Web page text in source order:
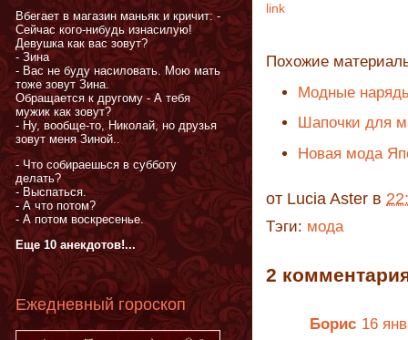
link
Похожие
Модные
Шапочки для
Новая мода
от Lucia Aster в
Тэги: мода
2
Борис 16
Вбегает в магазин маньяк и кричит: -
Сейчас кого-нибудь изнасилую!
Девушка как вас зовут?
- Зина
- Вас не буду насиловать. Мою мать
тоже зовут Зина.
Обращается к другому - А тебя
мужик как зовут?
- Ну, вообще-то, Николай, но друзья
зовут меня Зиной..
- Что собираешься в субботу
делать?
- Выспаться.
- А что потом?
- А потом воскресенье.
Еще 10 анекдотов!...
Ежедневный гороскоп